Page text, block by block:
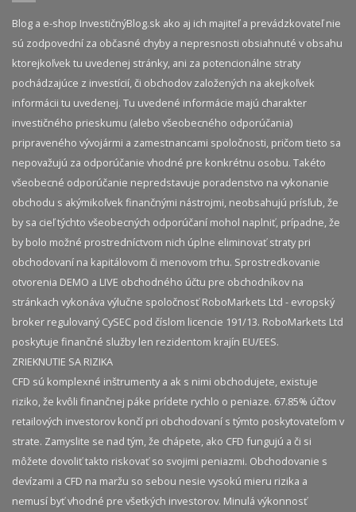
Blog a e-shop InvestičnýBlog.sk ako aj ich majiteľ a prevádzkovateľ nie
sú zodpovední za občasné chyby a nepresnosti obsiahnuté v obsahu
ktorejkoľvek tu uvedenej stránky, ani za potencionálne straty
pochádzajúce z investícií, či obchodov založených na akejkoľvek
informácii tu uvedenej. Tu uvedené informácie majú charakter
investičného prieskumu (alebo všeobecného odporúčania)
pripraveného vývojármi a zamestnancami spoločnosti, pričom tieto sa
nepovažujú za odporúčanie vhodné pre konkrétnu osobu. Takéto
všeobecné odporúčanie nepredstavuje poradenstvo na vykonanie
obchodu s akýmikoľvek finančnými nástrojmi, neobsahujú prísľub, že
by sa cieľ týchto všeobecných odporúčaní mohol naplniť, prípadne, že
by bolo možné prostredníctvom nich úplne eliminovať straty pri
obchodovaní na kapitálovom či menovom trhu. Sprostredkovanie
otvorenia DEMO a LIVE obchodného účtu pre obchodníkov na
stránkach vykonáva výlučne spoločnosť RoboMarkets Ltd - evropský
broker regulovaný CySEC pod číslom licencie 191/13. RoboMarkets Ltd
poskytuje finančné služby len rezidentom krajín EU/EES.
ZRIEKNUTIE SA RIZIKA
CFD sú komplexné inštrumenty a ak s nimi obchodujete, existuje
riziko, že kvôli finančnej páke prídete rychlo o peniaze. 67.85% účtov
retailových investorov končí pri obchodovaní s týmto poskytovateľom v
strate. Zamyslite se nad tým, že chápete, ako CFD fungujú a či si
môžete dovoliť takto riskovať so svojimi peniazmi. Obchodovanie s
devízami a CFD na maržu so sebou nesie vysokú mieru rizika a
nemusí byť vhodné pre všetkých investorov. Minulá výkonnosť